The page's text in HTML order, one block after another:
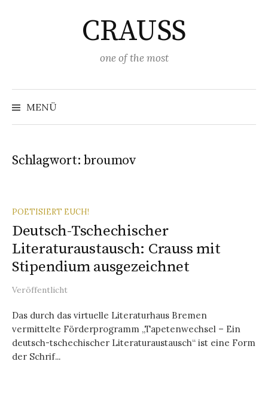
CRAUSS
one of the most
MENÜ
Suchen
Schlagwort:broumov
POETISIERT EUCH!
Deutsch-Tschechischer
Literaturaustausch: Crauss mit
Stipendium ausgezeichnet
Veröffentlicht
Das durch das virtuelle Literaturhaus Bremen
vermittelte Förderprogramm „Tapetenwechsel – Ein
deutsch-tschechischer Literaturaustausch“ ist eine Form
der Schrif...